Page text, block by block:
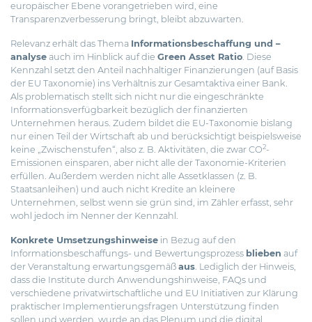
europäischer Ebene vorangetrieben wird, eine
Transparenzverbesserung bringt, bleibt abzuwarten.
Relevanz erhält das Thema Informationsbeschaffung und –
analyse auch im Hinblick auf die Green Asset Ratio. Diese
Kennzahl setzt den Anteil nachhaltiger Finanzierungen (auf Basis
der EU Taxonomie) ins Verhältnis zur Gesamtaktiva einer Bank.
Als problematisch stellt sich nicht nur die eingeschränkte
Informationsverfügbarkeit bezüglich der finanzierten
Unternehmen heraus. Zudem bildet die EU-Taxonomie bislang
nur einen Teil der Wirtschaft ab und berücksichtigt beispielsweise
keine „Zwischenstufen“, also z. B. Aktivitäten, die zwar CO2-
Emissionen einsparen, aber nicht alle der Taxonomie-Kriterien
erfüllen. Außerdem werden nicht alle Assetklassen (z. B.
Staatsanleihen) und auch nicht Kredite an kleinere
Unternehmen, selbst wenn sie grün sind, im Zähler erfasst, sehr
wohl jedoch im Nenner der Kennzahl.
Konkrete Umsetzungshinweise in Bezug auf den
Informationsbeschaffungs- und Bewertungsprozess blieben auf
der Veranstaltung erwartungsgemäß aus. Lediglich der Hinweis,
dass die Institute durch Anwendungshinweise, FAQs und
verschiedene privatwirtschaftliche und EU Initiativen zur Klärung
praktischer Implementierungsfragen Unterstützung finden
sollen und werden, wurde an das Plenum und die digital